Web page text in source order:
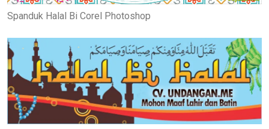
Spanduk Halal Bi Corel Photoshop